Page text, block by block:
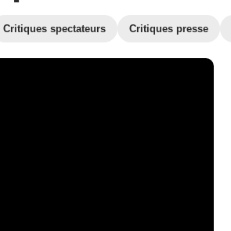
Critiques spectateurs Critiques presse